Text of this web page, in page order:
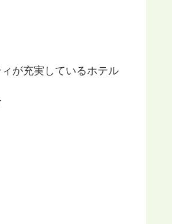
が充実しているホテル